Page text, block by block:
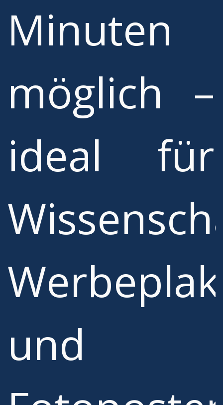
Minuten
möglich –
ideal für
und